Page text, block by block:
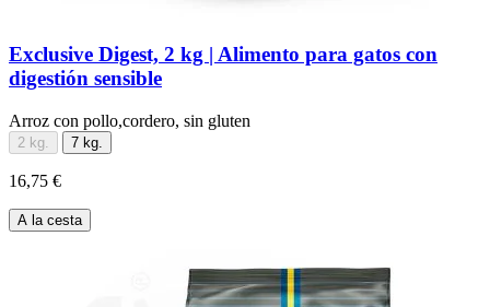
Exclusive Digest, 2 kg | Alimento para gatos con
digestión sensible
Arroz con pollo,cordero, sin gluten
2 kg. 7 kg.
16,75 €
A la cesta